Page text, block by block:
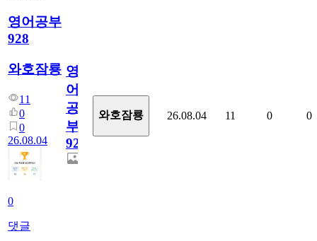
영어공부
928
와호잠룡
11
0
0
26.08.04
0
댓글
영
어
공
부
928
와호잠룡 26.08.04 11 0 0